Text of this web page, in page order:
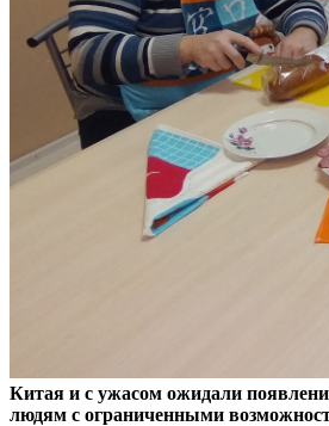
Китая и с ужасом ожидали
людям с ограниченными